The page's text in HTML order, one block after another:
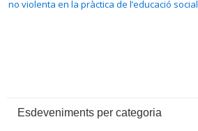
no violenta en la pràctica de l’educació social
Esdeveniments per categoria